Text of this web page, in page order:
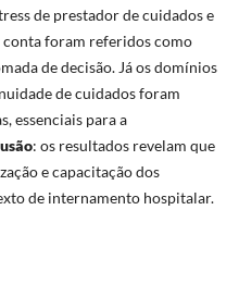
de prestador de cuidados e
foram referidos como
de decisão. Já os domínios
de cuidados foram
essenciais para a
: os resultados revelam que
e capacitação dos
de internamento hospitalar.